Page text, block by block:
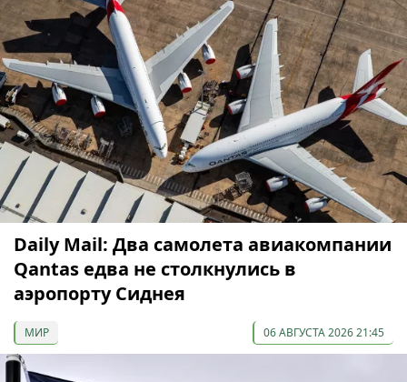
Daily Mail: Два самолета авиакомпании
Qantas едва не столкнулись в
аэропорту Сиднея
МИР 06 АВГУСТА 2026 21:45